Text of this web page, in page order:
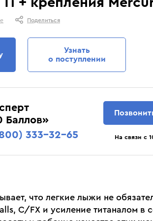
Krimson Klover
Kyoto
Lorpen
Luhta
Mico
Osbe
Prime
Prosurf
Reima
Head 21/22 - Head e Rally,
подбора.
Поделиться
Узнать
о поступлении
Баллов»
333-32-65
На связи с
что легкие лыжи не
C/FX и усиление титаналом в